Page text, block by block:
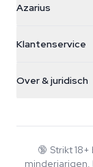
Galvaniweg 11
Nederland
+31(0)204897914
Azarius
Smokeshop
Klantenservice
Retourbeleid
Veelgestelde
Over & juridisch
Wiki
🔞 Strikt
minderjarigen.